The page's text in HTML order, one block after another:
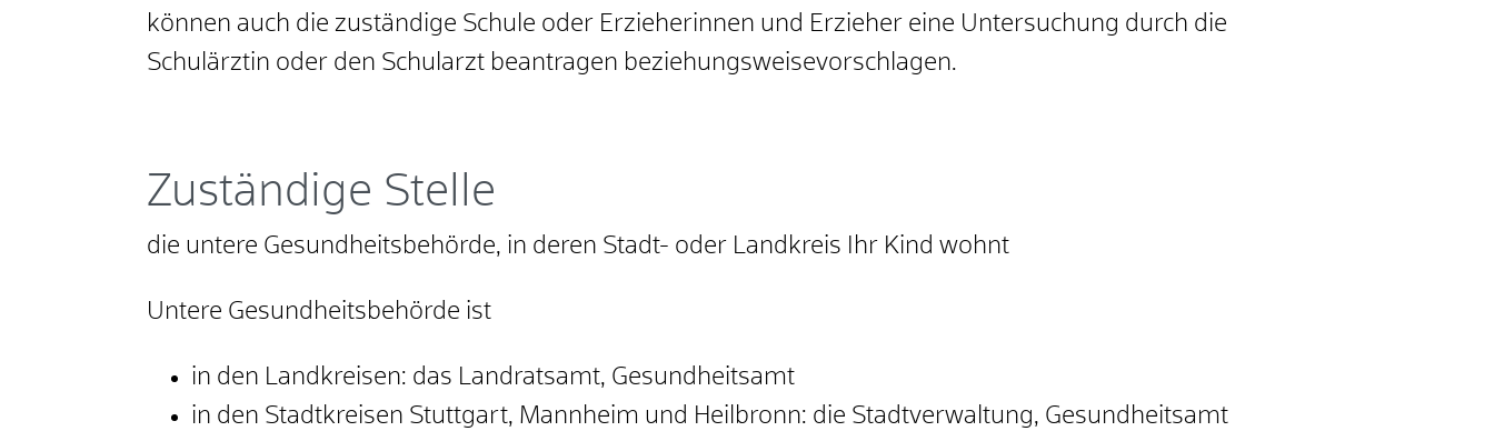
können auch die zuständige Schule oder Erzieherinnen und Erzieher eine Untersuchung durch die
Schulärztin oder den Schularzt beantragen beziehungsweisevorschlagen.
Zuständige Stelle
die untere Gesundheitsbehörde, in deren Stadt- oder Landkreis Ihr Kind wohnt
Untere Gesundheitsbehörde ist
in den Landkreisen: das Landratsamt, Gesundheitsamt
in den Stadtkreisen Stuttgart, Mannheim und Heilbronn: die Stadtverwaltung, Gesundheitsamt